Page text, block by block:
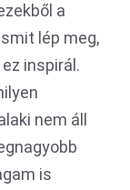
a
lép meg,
inspirál.
nem áll
is